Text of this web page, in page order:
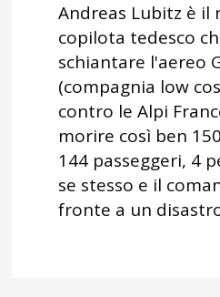
Andreas Lubitz è il
copilota tedesco
schiantare l'aereo
(compagnia low
contro le Alpi
morire così ben
144 passeggeri, 4
se stesso e il
fronte a un